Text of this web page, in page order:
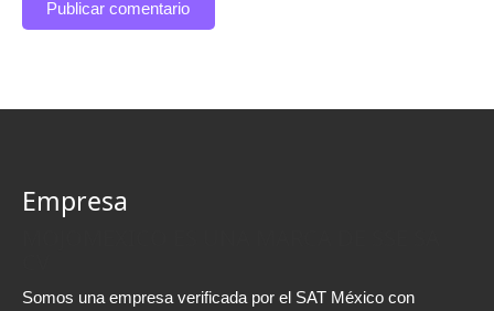
Empresa
Somos una empresa verificada por el SAT México con